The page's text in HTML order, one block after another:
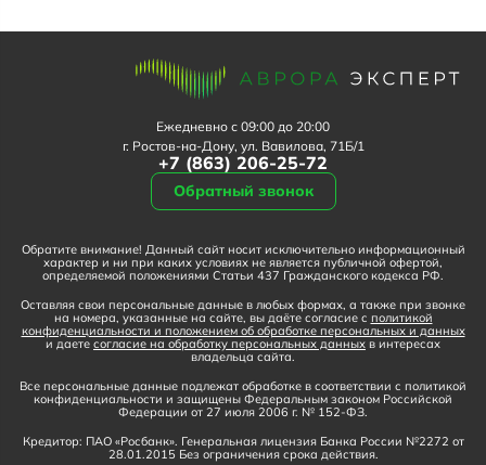
Ежедневно с 09:00 до 20:00
г. Ростов-на-Дону, ул. Вавилова, 71Б/1
+7 (863) 206-25-72
Обратный звонок
Обратите внимание! Данный сайт носит исключительно информационный
характер и ни при каких условиях не является публичной офертой,
определяемой положениями Статьи 437 Гражданского кодекса РФ.
Оставляя свои персональные данные в любых формах, а также при звонке
на номера, указанные на сайте, вы даёте согласие с политикой
конфиденциальности и положением об обработке персональных и данных
и даете согласие на обработку персональных данных в интересах
владельца сайта.
Все персональные данные подлежат обработке в соответствии с политикой
конфиденциальности и защищены Федеральным законом Российской
Федерации от 27 июля 2006 г. № 152-ФЗ.
Кредитор: ПАО «Росбанк». Генеральная лицензия Банка России №2272 от
28.01.2015 Без ограничения срока действия.